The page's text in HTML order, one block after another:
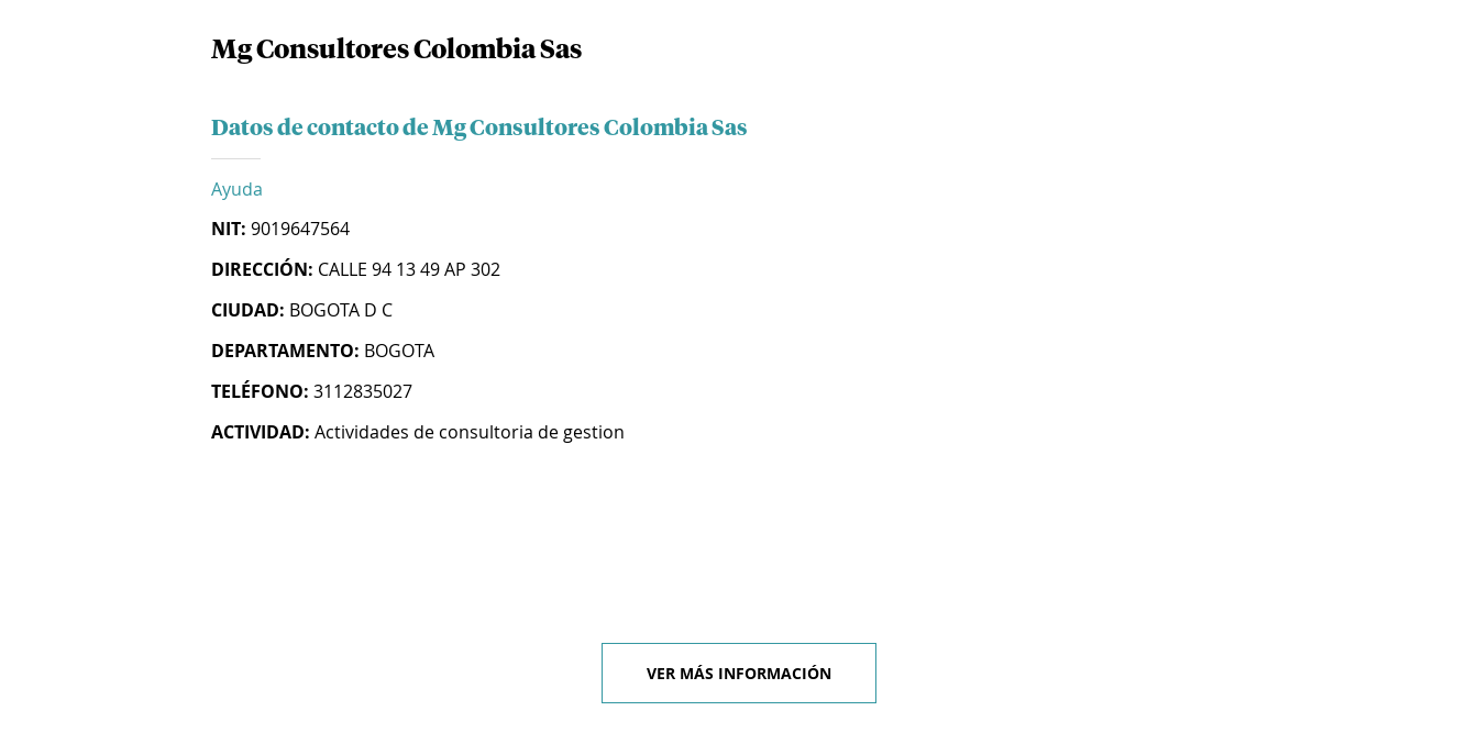
Mg Consultores Colombia Sas
Datos de contacto de Mg Consultores Colombia Sas
Ayuda
NIT: 9019647564
DIRECCIÓN: CALLE 94 13 49 AP 302
CIUDAD: BOGOTA D C
DEPARTAMENTO: BOGOTA
TELÉFONO: 3112835027
ACTIVIDAD: Actividades de consultoria de gestion
VER MÁS INFORMACIÓN